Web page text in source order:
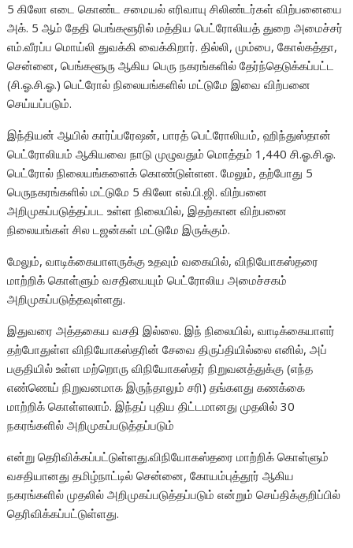
5 கிலோ எடை கொண்ட சமையல் எரிவாயு சிலிண்டர்கள் விற்பனையை
அக். 5 ஆம் தேதி பெங்களூரில் மத்திய பெட்ரோலியத் துறை அமைச்சர்
எம்.வீரப்ப மொய்லி துவக்கி வைக்கிறார். தில்லி, மும்பை, கோல்கத்தா,
சென்னை, பெங்களூரு ஆகிய பெரு நகரங்களில் தேர்ந்தெடுக்கப்பட்ட
(சி.ஓ.சி.ஓ.) பெட்ரோல் நிலையங்களில் மட்டுமே இவை விற்பனை
செய்யப்படும்.
இந்தியன் ஆயில் கார்ப்பரேஷன், பாரத் பெட்ரோலியம், ஹிந்துஸ்தான்
பெட்ரோலியம் ஆகியவை நாடு முழுவதும் மொத்தம் 1,440 சி.ஓ.சி.ஓ.
பெட்ரோல் நிலையங்களைக் கொண்டுள்ளன. மேலும், தற்போது 5
பெருநகரங்களில் மட்டுமே 5 கிலோ எல்.பி.ஜி. விற்பனை
அறிமுகப்படுத்தப்பட உள்ள நிலையில், இதற்கான விற்பனை
நிலையங்கள் சில டஜன்கள் மட்டுமே இருக்கும்.
மேலும், வாடிக்கையாளருக்கு உதவும் வகையில், விநியோகஸ்தரை
மாற்றிக் கொள்ளும் வசதியையும் பெட்ரோலிய அமைச்சகம்
அறிமுகப்படுத்தவுள்ளது.
இதுவரை அத்தகைய வசதி இல்லை. இந் நிலையில், வாடிக்கையாளர்
தற்போதுள்ள விநியோகஸ்தரின் சேவை திருப்தியில்லை எனில், அப்
பகுதியில் உள்ள மற்றொரு விநியோகஸ்தர் நிறுவனத்துக்கு (எந்த
எண்ணெய் நிறுவனமாக இருந்தாலும் சரி) தங்களது கணக்கை
மாற்றிக் கொள்ளலாம். இந்தப் புதிய திட்டமானது முதலில் 30
நகரங்களில் அறிமுகப்படுத்தப்படும்
என்று தெரிவிக்கப்பட்டுள்ளது.விநியோகஸ்தரை மாற்றிக் கொள்ளும்
வசதியானது தமிழ்நாட்டில் சென்னை, கோயம்புத்தூர் ஆகிய
நகரங்களில் முதலில் அறிமுகப்படுத்தப்படும் என்றும் செய்திக்குறிப்பில்
தெரிவிக்கப்பட்டுள்ளது.